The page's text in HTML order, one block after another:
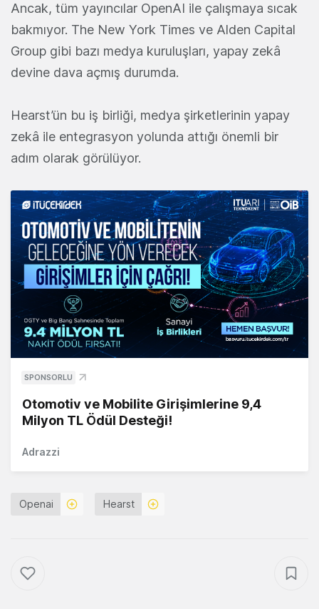
Ancak, tüm yayıncılar OpenAI ile çalışmaya sıcak
bakmıyor. The New York Times ve Alden Capital
Group gibi bazı medya kuruluşları, yapay zekâ
devine dava açmış durumda.
Hearst’ün bu iş birliği, medya şirketlerinin yapay
zekâ ile entegrasyon yolunda attığı önemli bir
adım olarak görülüyor.
SPONSORLU
Otomotiv ve Mobilite Girişimlerine 9,4
Milyon TL Ödül Desteği!
Adrazzi
Openai Hearst